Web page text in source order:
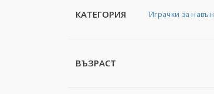
КАТЕГОРИЯ Играчки за навън
ВЪЗРАСТ